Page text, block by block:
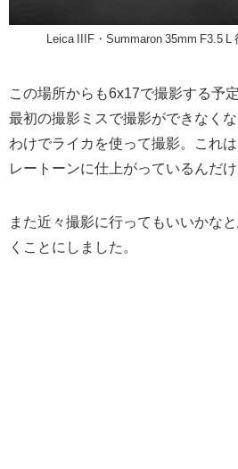
Leica IIIF・Summaron 35mm F3.5 L
この場所からも6x17で撮影する予
最初の撮影ミスで撮影ができなく
わけでライカを使って撮影。これ
レートーンに仕上がっているんだけ
また近々撮影に行ってもいいかな
くことにしました。